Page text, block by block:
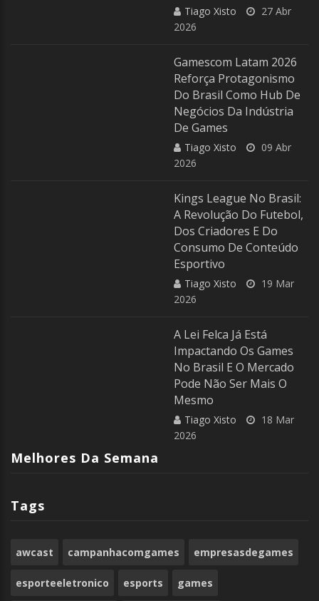
Tiago Xisto
27 Abr
2026
Gamescom Latam 2026
Reforça Protagonismo
Do Brasil Como Hub De
Negócios Da Indústria
De Games
Tiago Xisto
09 Abr
2026
Kings League No Brasil:
A Revolução Do Futebol,
Dos Criadores E Do
Consumo De Conteúdo
Esportivo
Tiago Xisto
19 Mar
2026
A Lei Felca Já Está
Impactando Os Games
No Brasil E O Mercado
Pode Não Ser Mais O
Mesmo
Tiago Xisto
18 Mar
2026
Melhores Da Semana
Tags
awcast campanhacomgames empresasdegames
esporteeletronico esports games